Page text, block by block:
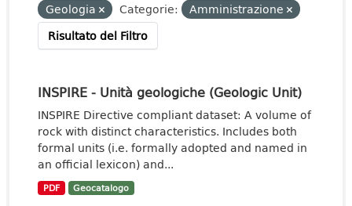
Geologia
Categorie:
Amministrazione
Risultato del Filtro
INSPIRE - Unità geologiche (Geologic Unit)
INSPIRE Directive compliant dataset: A volume of
rock with distinct characteristics. Includes both
formal units (i.e. formally adopted and named in
an official lexicon) and...
PDF Geocatalogo